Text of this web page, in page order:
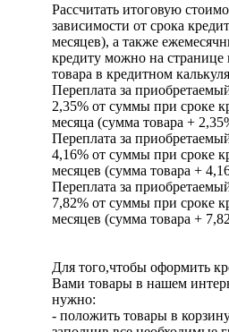
Рассчитать итоговую
зависимости от срока
месяцев), а также
кредиту можно на странице
товара в кредитном
Переплата за
2,35% от суммы при сроке
месяца (сумма товара +
Переплата за
4,16% от суммы при сроке
месяцев (сумма товара +
Переплата за
7,82% от суммы при сроке
месяцев (сумма товара +
Для того,чтобы оформить
Вами товары в нашем
нужно:
- положить товары в